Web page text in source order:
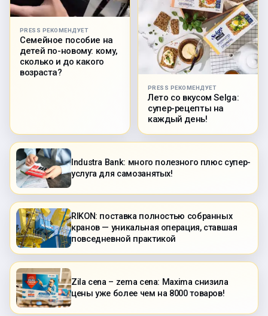
PRESS РЕКОМЕНДУЕТ
Семейное пособие на
детей по-новому: кому,
сколько и до какого
возраста?
PRESS РЕКОМЕНДУЕТ
Лето со вкусом Selga:
супер-рецепты на
каждый день!
Industra Bank: много полезного плюс супер-
услуга для самозанятых!
RIKON: поставка полностью собранных
кранов — уникальная операция, ставшая
повседневной практикой
Zila cena – zema cena: Maxima снизила
цены уже более чем на 8000 товаров!